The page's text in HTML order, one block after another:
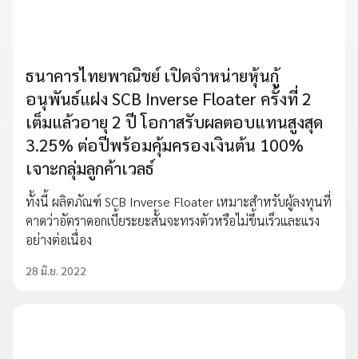
ธนาคารไทยพาณิชย์ เปิดจำหน่ายหุ้นกู้
อนุพันธ์แฝง SCB Inverse Floater ครั้งที่ 2
เต็มแล้วอายุ 2 ปี โอกาสรับผลตอบแทนสูงสุด
3.25% ต่อปีพร้อมคุ้มครองเงินต้น 100%
เจาะกลุ่มลูกค้าเวลธ์
ทั้งนี้ ผลิตภัณฑ์ SCB Inverse Floater เหมาะสำหรับผู้ลงทุนที่
คาดว่าอัตราดอกเบี้ยระยะสั้นจะทรงตัวหรือไม่ขึ้นเร็วและแรง
อย่างต่อเนื่อง
28 มิ.ย. 2022